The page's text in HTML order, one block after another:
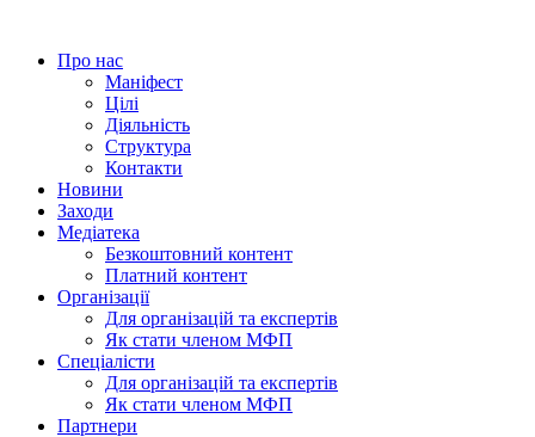
вмістуПро нас
Маніфест
Цілі
Діяльність
Структура
Контакти
Новини
Заходи
Медіатека
Безкоштовний контент
Платний контент
Організації
Для організацій та експертів
Як стати членом МФП
Спеціалісти
Для організацій та експертів
Як стати членом МФП
Партнери